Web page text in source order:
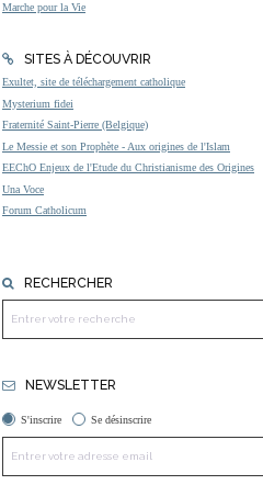
Marche pour la Vie
SITES À DÉCOUVRIR
Exultet, site de téléchargement catholique
Mysterium fidei
Fraternité Saint-Pierre (Belgique)
Le Messie et son Prophète - Aux origines de l'Islam
EEChO Enjeux de l'Etude du Christianisme des Origines
Una Voce
Forum Catholicum
RECHERCHER
NEWSLETTER
S'inscrire Se désinscrire